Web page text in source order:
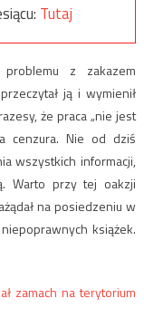
Tutaj
problemu z zakazem
ją i wymienił
że praca „nie jest
cenzura. Nie od dziś
wszystkich informacji,
Warto przy tej oakzji
na posiedzeniu w
książek.
zamach na terytorium